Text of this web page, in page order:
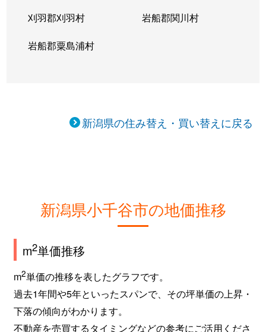
刈羽郡刈羽村 岩船郡関川村
岩船郡粟島浦村
新潟県の住み替え・買い替えに戻る
新潟県小千谷市の地価推移
m2単価推移
m2単価の推移を表したグラフです。
過去1年間や5年といったスパンで、その坪単価の上昇・
下落の傾向がわかります。
不動産を売買するタイミングなどの参考にご活用くださ